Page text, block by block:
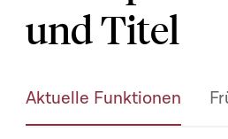
Membre -
Coopération, du
Affaires étrangères,
15/05/2025 - aujourd'hui
Membre -Groupe de
und Titel
Aktuelle Funktionen